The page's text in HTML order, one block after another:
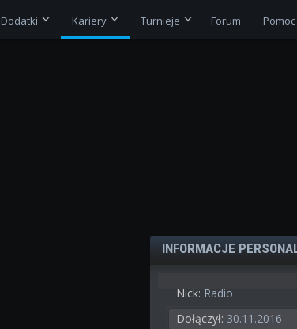
Dodatki Kariery Turnieje Forum Pomoc
INFORMACJE
Nick: Radio
Dołączył: 30.11.2016